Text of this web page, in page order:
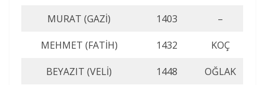
MURAT (GAZİ) 1403 –
MEHMET (FATİH) 1432 KOÇ
BEYAZIT (VELİ) 1448 OĞLAK